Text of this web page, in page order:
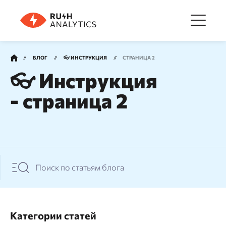
Меню
Инструменты
БЛОГ 👓 ИНСТРУКЦИЯ СТРАНИЦА 2
👓 Инструкция
- страница 2
Категории статей